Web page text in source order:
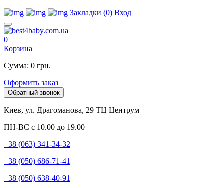
Закладки (0) Вход
0
Корзина
Сумма: 0 грн.
Оформить заказ
Обратный звонок
Киев, ул. Драгоманова, 29 ТЦ Центрум
ПН-ВС с 10.00 до 19.00
+38 (063) 341-34-32
+38 (050) 686-71-41
+38 (050) 638-40-91